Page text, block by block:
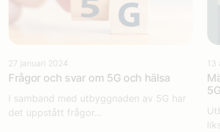
27 januari 2024
Frågor och svar om 5G och hälsa
I samband med utbyggnaden av 5G har
det uppstått frågor...
13